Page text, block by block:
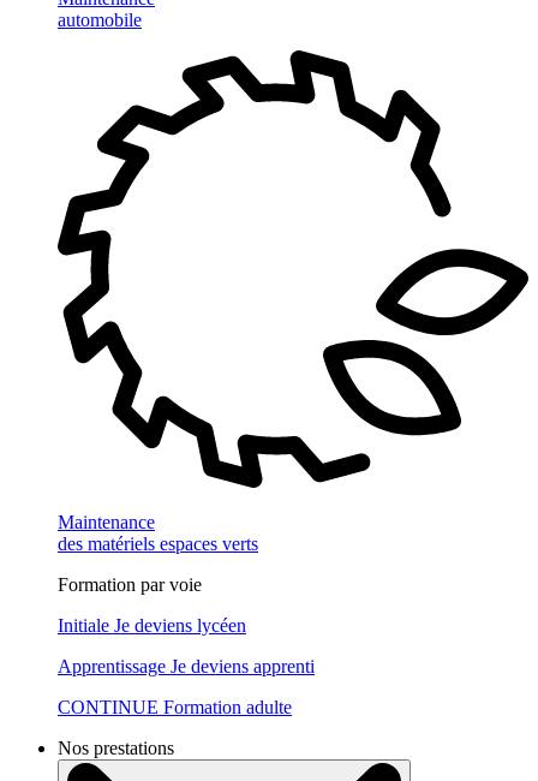
automobile
Maintenance
des matériels espaces verts
Formation par voie
Initiale Je deviens lycéen
Apprentissage Je deviens apprenti
CONTINUE Formation adulte
Nos prestations